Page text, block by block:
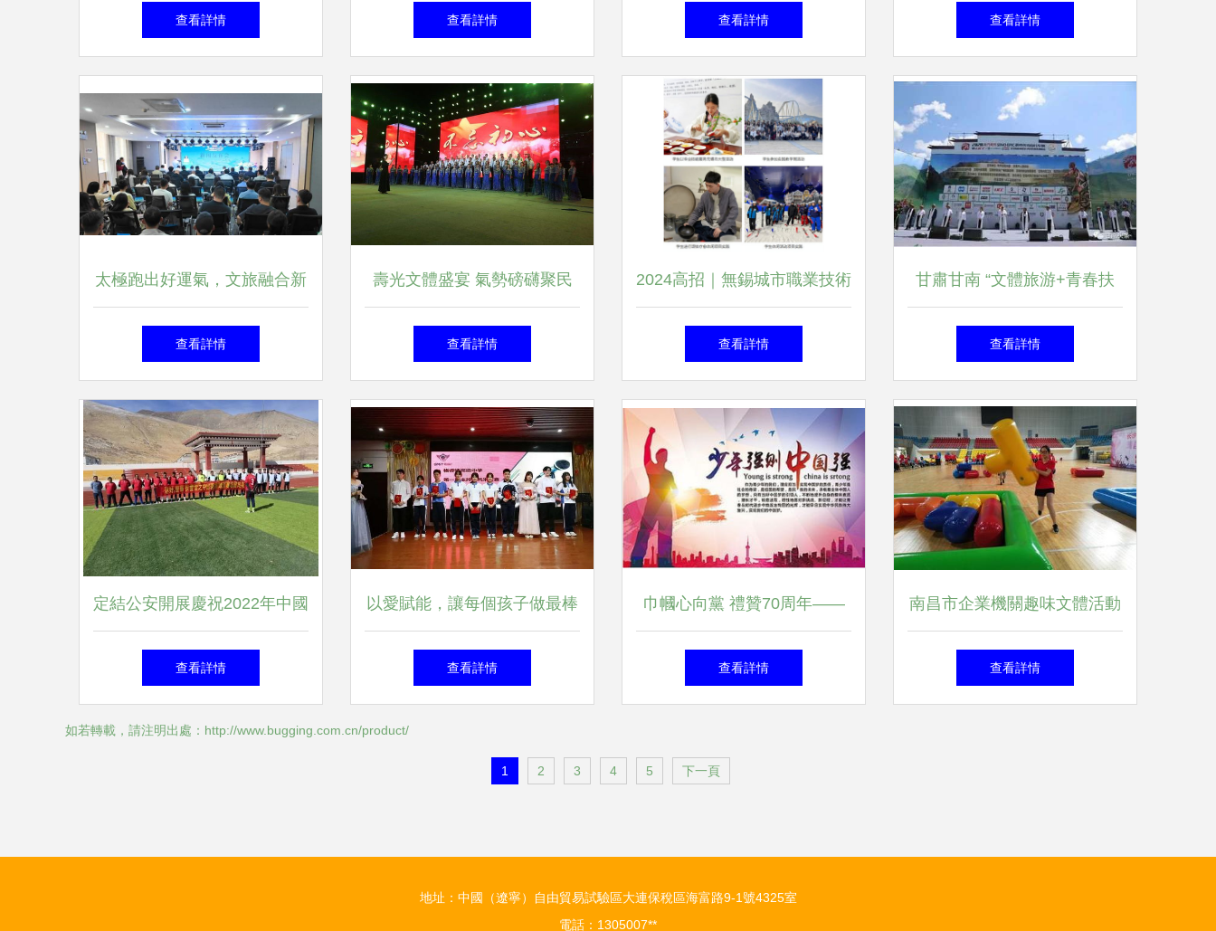
相，系統披露經營思路下的文
查看詳情
文化注入新活力
查看詳情
模板的策劃全流程指南
查看詳情
新篇——記中國南京第二十三
霞古鎮開街儀式
查看詳情
太極跑出好運氣，文旅融合新
篇章——旬陽市2025年“太極
勢待發
查看詳情
壽光文體盛宴 氣勢磅礴聚民
心，活力四射展風采
查看詳情
2024高招｜無錫城市職業技術
學院旅游學院 文化引領，服
紛呈的文體活動
查看詳情
甘肅甘南 “文體旅游+青春扶
貧”激發疊加效應，創新活動
查看詳情
定結公安開展慶祝2022年中國
人民警察節系列文體活動方案
查看詳情
以愛賦能，讓每個孩子做最棒
的自己——格睿特高級中學文
查看詳情
巾幗心向黨 禮贊70周年——
慶祝建國七十周年系列文體活
查看詳情
南昌市企業機關趣味文體活動
暨家庭活動日策劃方案
查看詳情
如若轉載，請注明出處：http://www.bugging.com.cn/product/
1 2 3 4 5 下一頁
地址：中國（遼寧）自由貿易試驗區大連保稅區海富路9-1號4325室
電話：1305007**